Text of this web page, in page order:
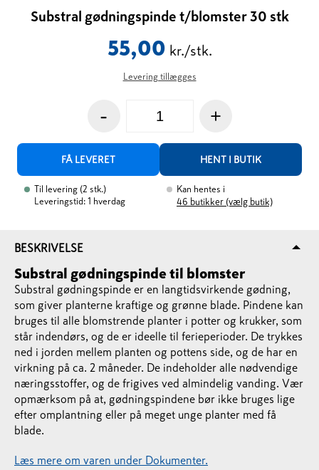
Substral gødningspinde t/blomster 30 stk
55,00 kr./stk.
Levering tillægges
- +
FÅ LEVERET HENT I BUTIK
Til levering (2 stk.)
Leveringstid: 1 hverdag
Kan hentes i
46 butikker (vælg butik)
BESKRIVELSE
Substral gødningspinde til blomster
Substral gødningspinde er en langtidsvirkende gødning,
som giver planterne kraftige og grønne blade. Pindene kan
bruges til alle blomstrende planter i potter og krukker, som
står indendørs, og de er ideelle til ferieperioder. De trykkes
ned i jorden mellem planten og pottens side, og de har en
virkning på ca. 2 måneder. De indeholder alle nødvendige
næringsstoffer, og de frigives ved almindelig vanding. Vær
opmærksom på at, gødningspindene bør ikke bruges lige
efter omplantning eller på meget unge planter med få
blade.
Læs mere om varen under Dokumenter.